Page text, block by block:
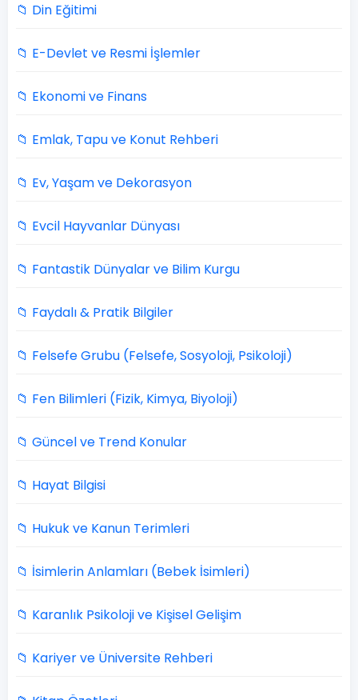
📁 Din Eğitimi
📁 E-Devlet ve Resmi İşlemler
📁 Ekonomi ve Finans
📁 Emlak, Tapu ve Konut Rehberi
📁 Ev, Yaşam ve Dekorasyon
📁 Evcil Hayvanlar Dünyası
📁 Fantastik Dünyalar ve Bilim Kurgu
📁 Faydalı & Pratik Bilgiler
📁 Felsefe Grubu (Felsefe, Sosyoloji, Psikoloji)
📁 Fen Bilimleri (Fizik, Kimya, Biyoloji)
📁 Güncel ve Trend Konular
📁 Hayat Bilgisi
📁 Hukuk ve Kanun Terimleri
📁 İsimlerin Anlamları (Bebek İsimleri)
📁 Karanlık Psikoloji ve Kişisel Gelişim
📁 Kariyer ve Üniversite Rehberi